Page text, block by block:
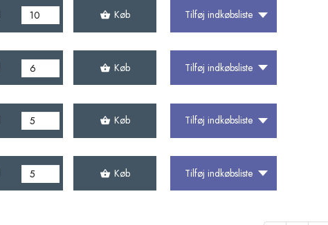
Køb Tilføj indkøbsliste
Køb Tilføj indkøbsliste
Køb Tilføj indkøbsliste
Køb Tilføj indkøbsliste